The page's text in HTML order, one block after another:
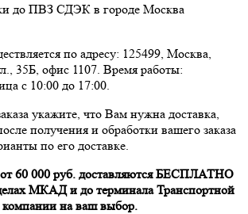
до ПВЗ СДЭК в городе Москва
по адресу: 125499, Москва,
35Б, офис 1107. Время работы:
с 10:00 до 17:00.
укажите, что Вам нужна доставка,
получения и обработки вашего заказа
по его доставке.
60 000 руб. доставляются БЕСПЛАТНО
МКАД и до терминала Транспортной
компании на ваш выбор.